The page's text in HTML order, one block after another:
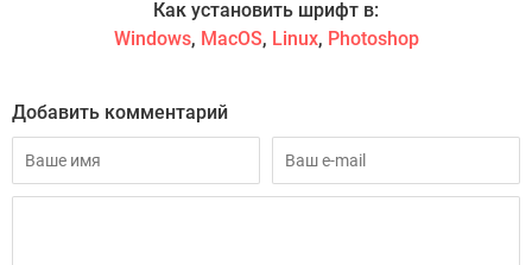
Как установить шрифт в:
Windows, MacOS, Linux, Photoshop
Добавить комментарий